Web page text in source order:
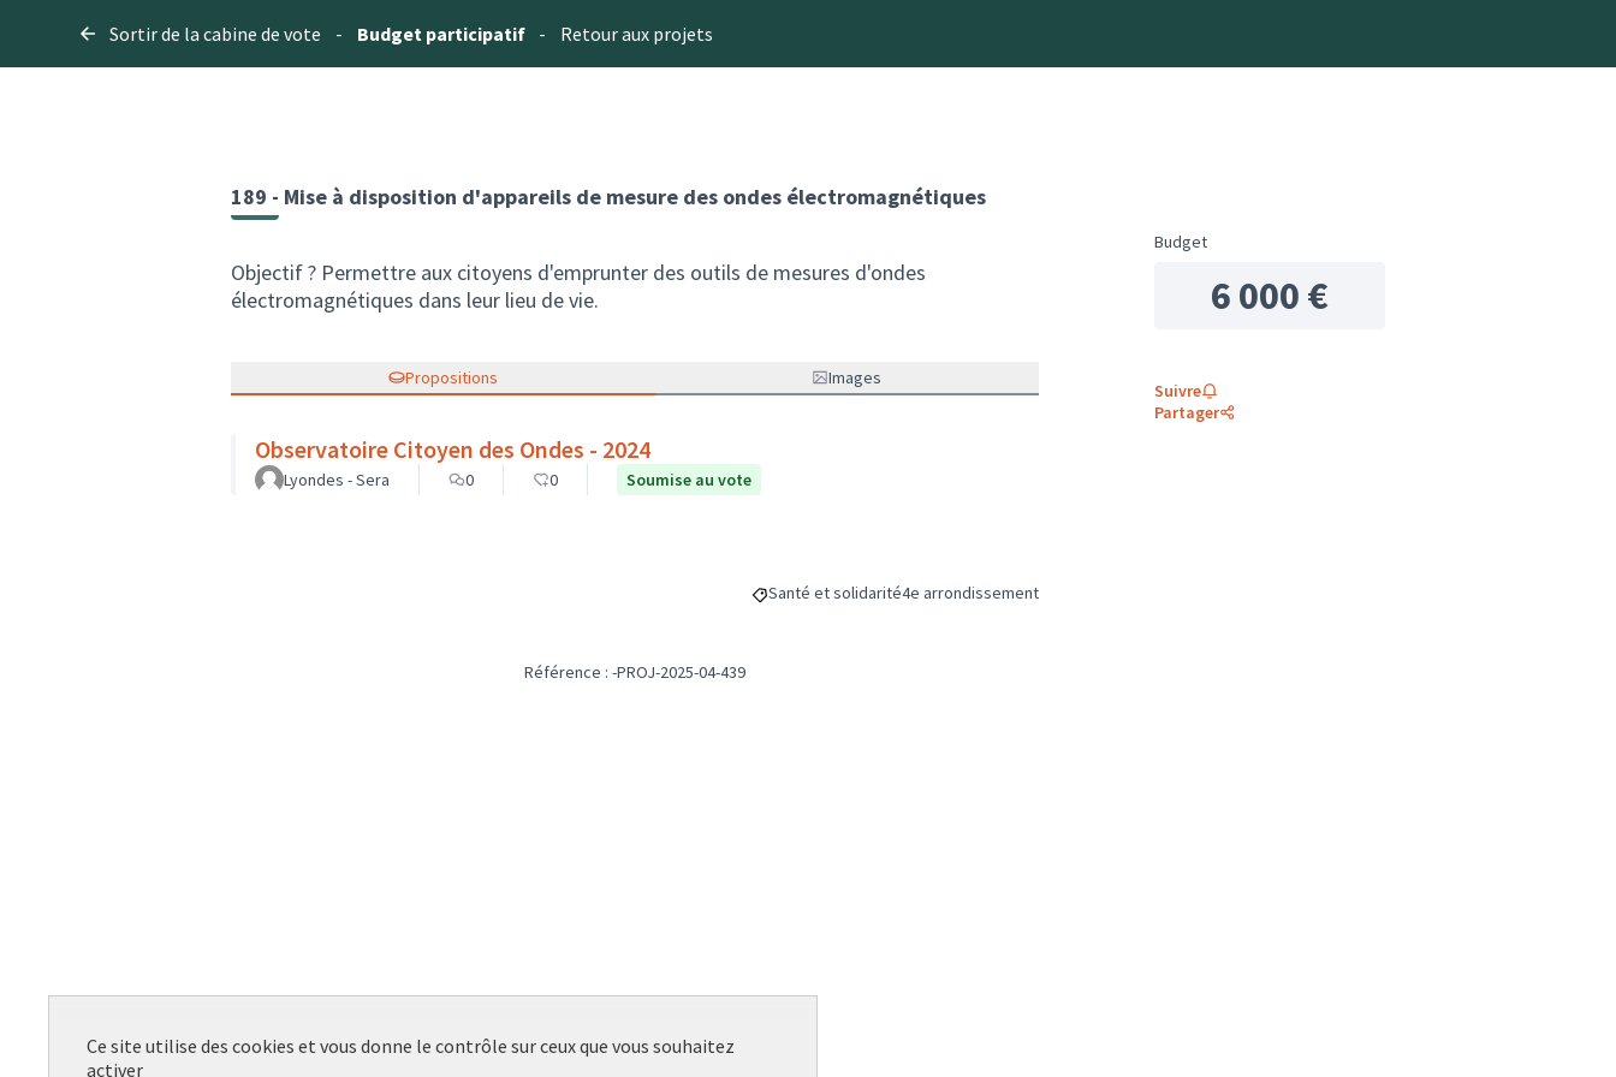
Sortir de la cabine de vote - Budget participatif - Retour aux projets
189 - Mise à disposition d'appareils de mesure des ondes électromagnétiques
Objectif ? Permettre aux citoyens d'emprunter des outils de mesures d'ondes
électromagnétiques dans leur lieu de vie.
Propositions Images
Observatoire Citoyen des Ondes - 2024
Lyondes - Sera 0 0 Soumise au vote
Filtrer les résultats de la catégorie : Santé et solidarité
Santé et solidaritéFiltrer les résultats pour la localisation : 4e arrondissement
4e arrondissement
Budget
6 000 €
Suivre
Partager
Référence : -PROJ-2025-04-439
Ce site utilise des cookies et vous donne le contrôle sur ceux que vous souhaitez
activer